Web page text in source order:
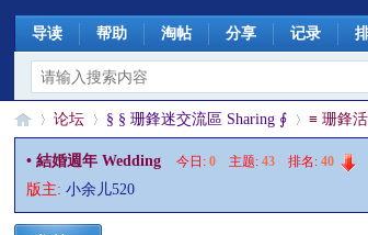
导读 帮助 淘帖 分享 记录
§ »
论坛
›
§ § 珊鋒迷交流區 Sharing ∮
›
≡ 珊鋒
• 結婚週年 Wedding 今日:0 主题:43 排名:40
版主:小余儿520